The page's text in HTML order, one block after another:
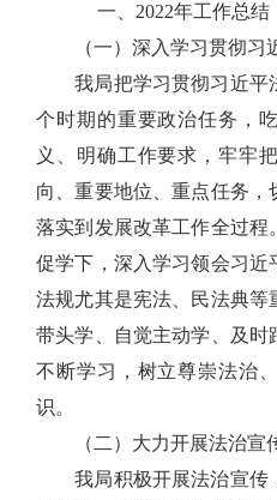
一、 2022年工作总结
（一） 深入学习贯彻习
我局把学习贯彻习近平
个时期的重要政治任务，
义、明确工作要求，牢牢
向、重要地位、重点任务 ，
落实到发展改革工作全过程
促学下，深入学习领会习
法规尤其是宪法、民法典等
带头学、自觉主动学、及时
不断学习 ，树立尊崇法治
识。
（二） 大力开展法治宣
我局积极开展法治宣传